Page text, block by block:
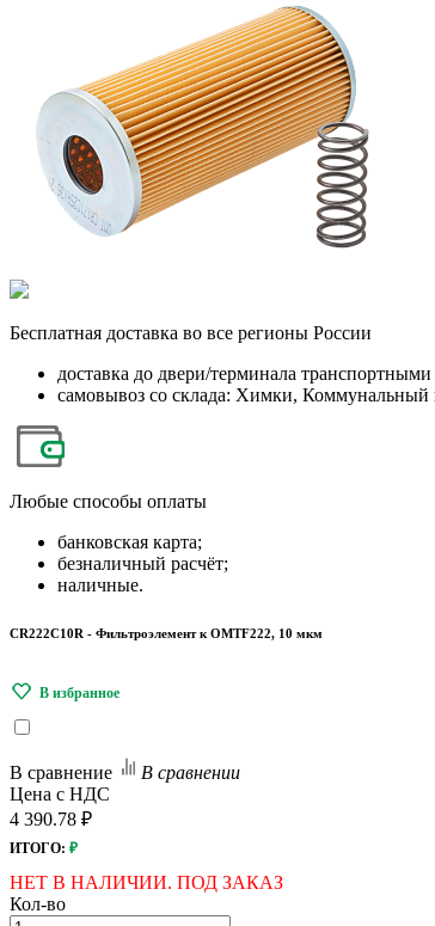
Бесплатная доставка во все регионы России
доставка до двери/терминала
самовывоз со склада: Химки, Коммунальный
Любые способы оплаты
банковская карта;
безналичный расчёт;
наличные.
CR222C10R - Фильтроэлемент к OMTF222, 10 мкм
В сравнение
В сравнении
Цена с НДС
4 390.78 ₽
ИТОГО: ₽
НЕТ В НАЛИЧИИ. ПОД ЗАКАЗ
Кол-во